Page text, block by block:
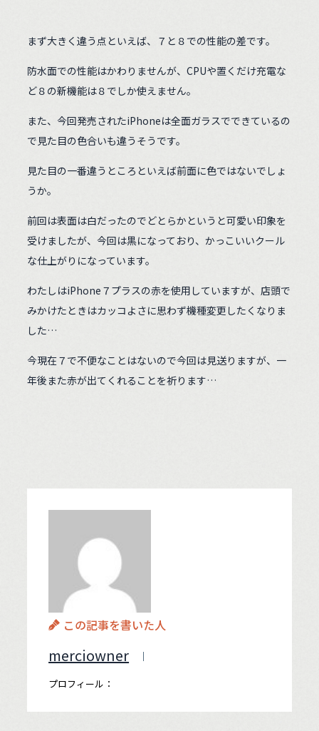
まず大きく違う点といえば、７と８での性能の差です。
防水面での性能はかわりませんが、CPUや置くだけ充電な
ど８の新機能は８でしか使えません。
また、今回発売されたiPhoneは全面ガラスでできているの
で見た目の色合いも違うそうです。
見た目の一番違うところといえば前面に色ではないでしょ
うか。
前回は表面は白だったのでどとらかというと可愛い印象を
受けましたが、今回は黒になっており、かっこいいクール
な仕上がりになっています。
わたしはiPhone７プラスの赤を使用していますが、店頭で
みかけたときはカッコよさに思わず機種変更したくなりま
した…
今現在７で不便なことはないので今回は見送りますが、一
年後また赤が出てくれることを祈ります…
この記事を書いた人
merciowner
プロフィール：